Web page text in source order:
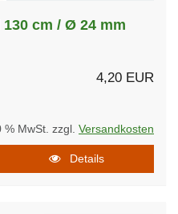
cm / Ø 24 mm
4,20 EUR
% MwSt. zzgl. Versandkosten
Details